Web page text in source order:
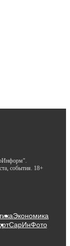
события. 18+
Экономика
СарИнФото